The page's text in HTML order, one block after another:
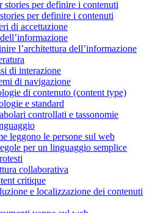
stories per definire i contenuti
per definire i contenuti
di accettazione
l’architettura dell’informazione
di interazione
di navigazione
di contenuto (content type)
e standard
controllati e tassonomie
leggono le persone sul web
per un linguaggio semplice
collaborativa
critique
e localizzazione dei contenuti